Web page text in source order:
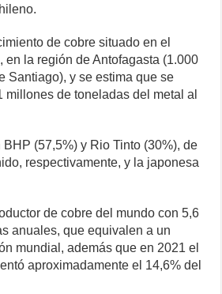
de cobre situado en el
en la región de Antofagasta (1.000
Santiago), y se estima que se
millones de toneladas del metal al
(57,5%) y Rio Tinto (30%), de
respectivamente, y la japonesa
de cobre del mundo con 5,6
anuales, que equivalen a un
mundial, además que en 2021 el
aproximadamente el 14,6% del